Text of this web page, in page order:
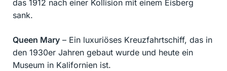
das 1912 nach einer Kollision mit einem Eisberg
sank.
Queen Mary – Ein luxuriöses Kreuzfahrtschiff, das in
den 1930er Jahren gebaut wurde und heute ein
Museum in Kalifornien ist.